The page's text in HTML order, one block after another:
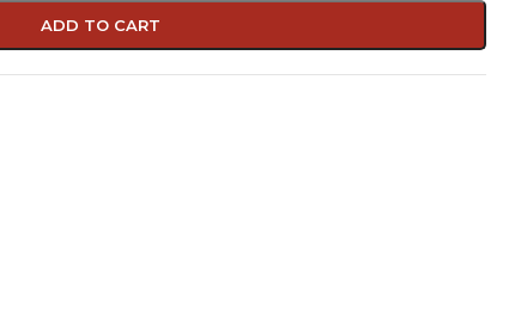
ADD TO CART